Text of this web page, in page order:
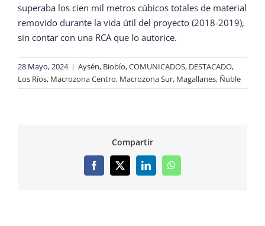
superaba los cien mil metros cúbicos totales de material
removido durante la vida útil del proyecto (2018-2019),
sin contar con una RCA que lo autorice.
28 Mayo, 2024 | Aysén, Biobío,COMUNICADOS, DESTACADO,
Los Ríos, Macrozona Centro, Macrozona Sur, Magallanes, Ñuble
Compartir
Facebook
X LinkedInWhatsApp